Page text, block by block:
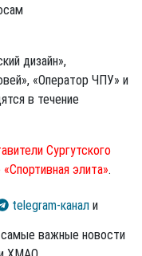
дизайн»,
«Оператор ЧПУ» и
в течение
Сургутского
элита».
telegram-канал и
важные новости